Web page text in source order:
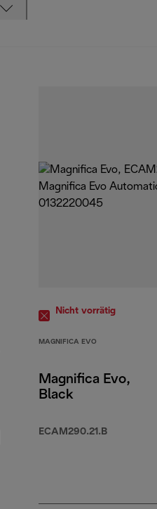
Nicht vorrätig
MAGNIFICA EVO
Magnifica Evo,
Black
ECAM290.21.B